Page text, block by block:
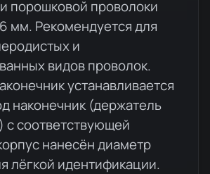
порошковой проволоки
мм. Рекомендуется для
и
видов проволок.
устанавливается
наконечник (держатель
с соответствующей
нанесён диаметр
лёгкой идентификации.